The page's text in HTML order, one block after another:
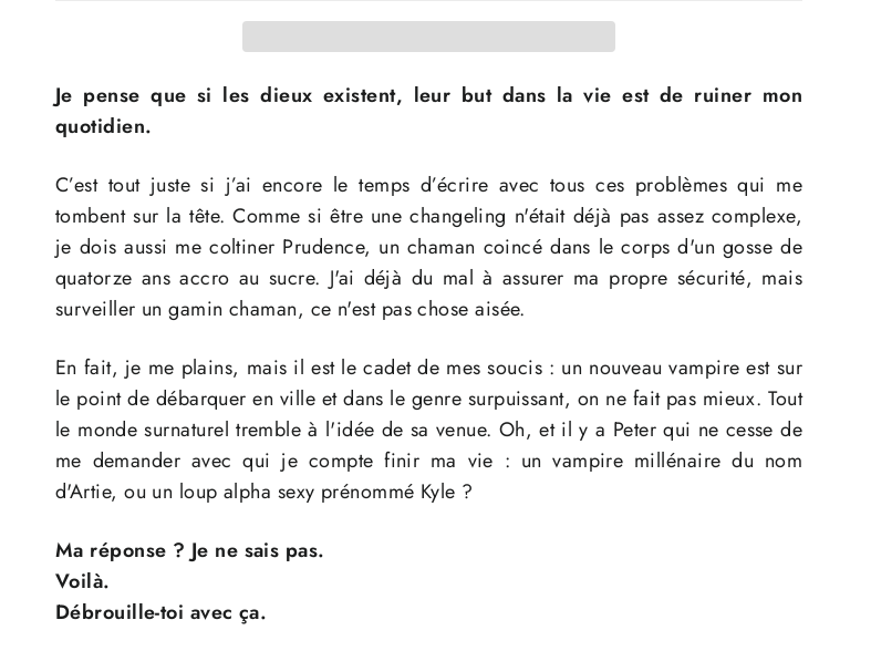
Je pense que si les dieux existent, leur but dans la vie est de ruiner mon
quotidien.
C’est tout juste si j’ai encore le temps d’écrire avec tous ces problèmes qui me
tombent sur la tête.Comme si être une changeling n'était déjà pas assez complexe,
je dois aussi me coltiner Prudence, un chaman coincé dans le corps d'un gosse de
quatorze ans accro au sucre. J'ai déjà du mal à assurer ma propre sécurité, mais
surveiller un gamin chaman, ce n'est pas chose aisée.
En fait, je me plains, mais il est le cadet de mes soucis : un nouveau vampire est sur
le point de débarquer en ville et dans le genre surpuissant, on ne fait pas mieux. Tout
le monde surnaturel tremble à l'idée de sa venue. Oh, et il y a Peter qui ne cesse de
me demander avec qui je compte finir ma vie : un vampire millénaire du nom
d'Artie, ou un loup alpha sexy prénommé Kyle ?
Ma réponse ? Je ne sais pas.
Voilà.
Débrouille-toi avec ça.